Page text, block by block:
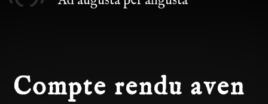
Compte rendu aven